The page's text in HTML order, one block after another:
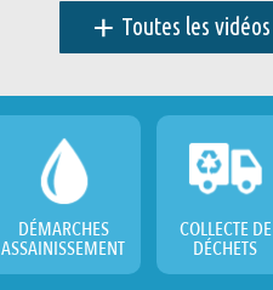
+ Toutes les vidéos
DÉMARCHES
ASSAINISSEMENT
COLLECTE DE
DÉCHETS